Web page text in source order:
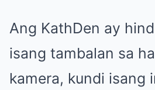
Ang KathDen ay
isang tambalan sa
kamera, kundi isang